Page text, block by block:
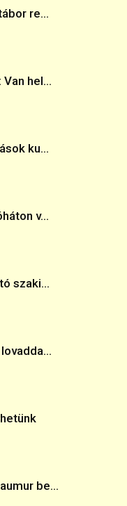
re...
hel...
ku...
v...
szaki...
be...